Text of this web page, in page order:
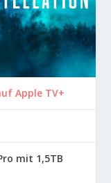
Apple TV+
mit 1,5TB